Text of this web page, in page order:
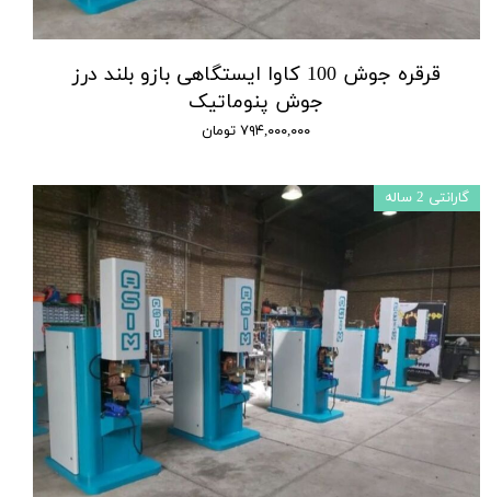
قرقره جوش 100 کاوا ایستگاهی بازو بلند درز
جوش پنوماتیک
۷۹۴,۰۰۰,۰۰۰ تومان
گارانتی 2 ساله